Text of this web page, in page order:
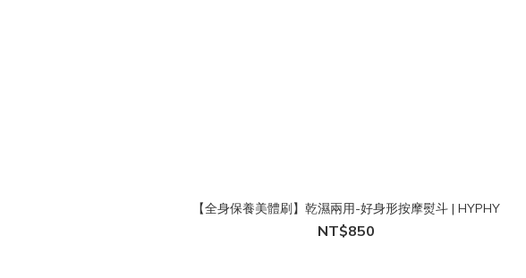
【全身保養美體刷】乾濕兩用-好身形按摩熨斗 | HYPHY
NT$850